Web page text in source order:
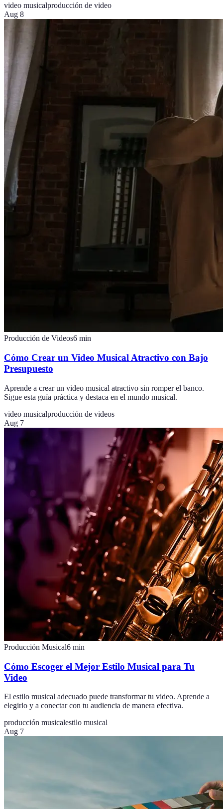
video musicalproducción de video
Aug 8
Producción de Videos6 min
Cómo Crear un Video Musical Atractivo con Bajo
Presupuesto
Aprende a crear un video musical atractivo sin romper el banco.
Sigue esta guía práctica y destaca en el mundo musical.
video musicalproducción de videos
Aug 7
Producción Musical6 min
Cómo Escoger el Mejor Estilo Musical para Tu
Video
El estilo musical adecuado puede transformar tu video. Aprende a
elegirlo y a conectar con tu audiencia de manera efectiva.
producción musicalestilo musical
Aug 7